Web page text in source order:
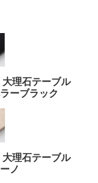
大理石テーブル
ーブラック
大理石テーブル
ノ